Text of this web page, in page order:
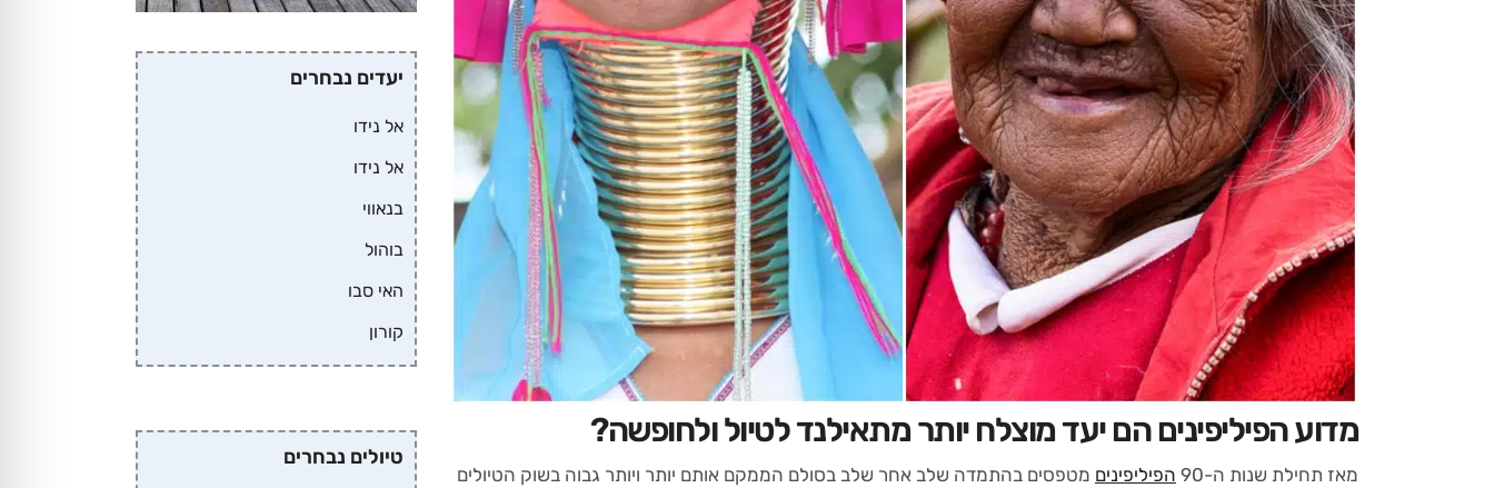
מדוע הפיליפינים הם יעד מוצלח יותר מתאילנד לטיול ולחופשה?
מאז תחילת שנות ה-90 הפיליפינים מטפסים בהתמדה שלב אחר שלב בסולם הממקם אותם יותר ויותר גבוה בשוק הטיולים
יעדים נבחרים
אל נידו
אל נידו
בנאווי
בוהול
האי סבו
קורון
טיולים נבחרים